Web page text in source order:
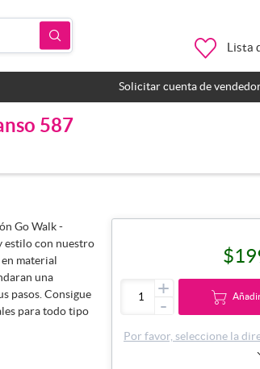
Lista
Solicitar cuenta de
587
Go Walk -
estilo con nuestro
material
una
pasos. Consigue
para todo tipo
+
-
Por favor, seleccione la